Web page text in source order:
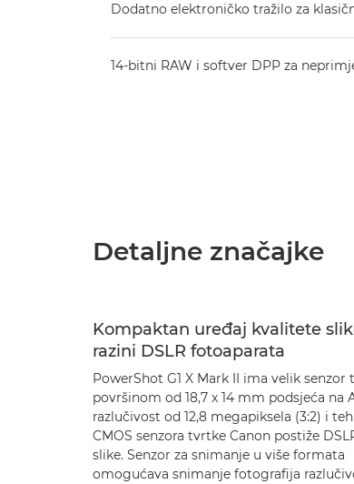
Dodatno elektroničko tražilo za
14-bitni RAW i softver DPP za
Detaljne značajke
Kompaktan uređaj kvalitete
razini DSLR fotoaparata
PowerShot G1 X Mark II ima velik senzor
površinom od 18,7 x 14 mm podsjeća na
razlučivost od 12,8 megapiksela (3:2) i
CMOS senzora tvrtke Canon postiže
slike. Senzor za snimanje u više formata
omogućava snimanje fotografija